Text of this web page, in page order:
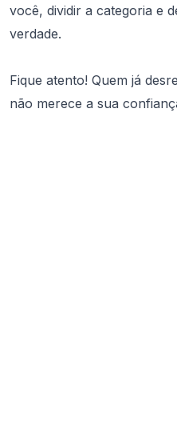
você, dividir a categoria e
verdade.
Fique atento! Quem já
não merece a sua